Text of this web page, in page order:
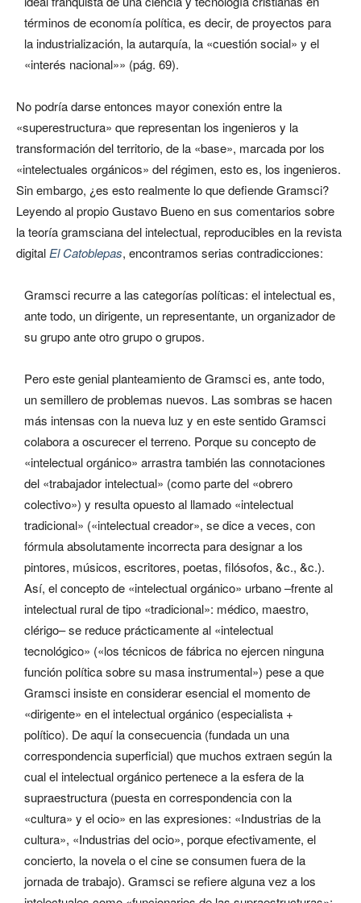
términos de economía política, es decir, de proyectos para
la industrialización, la autarquía, la «cuestión social» y el
«interés nacional»» (pág. 69).
No podría darse entonces mayor conexión entre la
«superestructura» que representan los ingenieros y la
transformación del territorio, de la «base», marcada por los
«intelectuales orgánicos» del régimen, esto es, los ingenieros.
Sin embargo, ¿es esto realmente lo que defiende Gramsci?
Leyendo al propio Gustavo Bueno en sus comentarios sobre
la teoría gramsciana del intelectual, reproducibles en la revista
digital El Catoblepas, encontramos serias contradicciones:
Gramsci recurre a las categorías políticas: el intelectual es,
ante todo, un dirigente, un representante, un organizador de
su grupo ante otro grupo o grupos.
Pero este genial planteamiento de Gramsci es, ante todo,
un semillero de problemas nuevos. Las sombras se hacen
más intensas con la nueva luz y en este sentido Gramsci
colabora a oscurecer el terreno. Porque su concepto de
«intelectual orgánico» arrastra también las connotaciones
del «trabajador intelectual» (como parte del «obrero
colectivo») y resulta opuesto al llamado «intelectual
tradicional» («intelectual creador», se dice a veces, con
fórmula absolutamente incorrecta para designar a los
pintores, músicos, escritores, poetas, filósofos, &c., &c.).
Así, el concepto de «intelectual orgánico» urbano –frente al
intelectual rural de tipo «tradicional»: médico, maestro,
clérigo– se reduce prácticamente al «intelectual
tecnológico» («los técnicos de fábrica no ejercen ninguna
función política sobre su masa instrumental») pese a que
Gramsci insiste en considerar esencial el momento de
«dirigente» en el intelectual orgánico (especialista +
político). De aquí la consecuencia (fundada un una
correspondencia superficial) que muchos extraen según la
cual el intelectual orgánico pertenece a la esfera de la
supraestructura (puesta en correspondencia con la
«cultura» y el ocio» en las expresiones: «Industrias de la
cultura», «Industrias del ocio», porque efectivamente, el
concierto, la novela o el cine se consumen fuera de la
jornada de trabajo). Gramsci se refiere alguna vez a los